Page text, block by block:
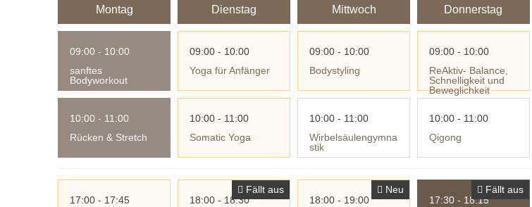
Montag
09:00 - 10:00
sanftes
Bodyworkout
10:00 - 11:00
Rücken & Stretch
Dienstag
09:00 - 10:00
Yoga für Anfänger
10:00 - 11:00
Somatic Yoga
Mittwoch
09:00 - 10:00
Bodystyling
10:00 - 11:00
Wirbelsäulengymna
stik
Donnerstag
09:00 - 10:00
ReAktiv- Balance,
Schnelligkeit und
Beweglichkeit
10:00 - 11:00
Qigong
17:00 - 17:45
Fällt aus
18:00 - 18:30
Neu
18:00 - 19:00
Fällt aus
17:30 - 18:15